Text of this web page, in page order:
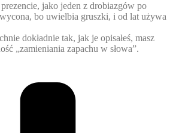
jako jeden z drobiazgów po
bo uwielbia gruszki, i od lat używa
dokładnie tak, jak je opisałeś, masz
„zamieniania zapachu w słowa”.